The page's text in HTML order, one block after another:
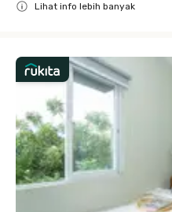
Lihat info lebih banyak